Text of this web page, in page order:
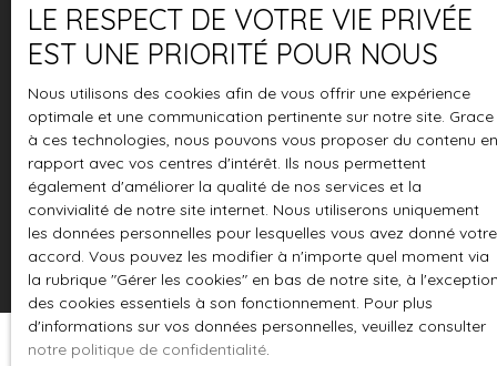
Appartement
Type de bien
Localisation
Budget max (€)
Surface min (m²)
Rechercher
Trier par
LE RESPECT DE VOTRE VIE PRIVÉE
EST UNE PRIORITÉ POUR NOUS
Nous utilisons des cookies afin de vous offrir une expérience
optimale et une communication pertinente sur notre site. Grace
à ces technologies, nous pouvons vous proposer du contenu en
rapport avec vos centres d'intérêt. Ils nous permettent
également d'améliorer la qualité de nos services et la
convivialité de notre site internet. Nous utiliserons uniquement
les données personnelles pour lesquelles vous avez donné votre
accord. Vous pouvez les modifier à n'importe quel moment via
la rubrique ″Gérer les cookies″ en bas de notre site, à
des cookies essentiels à son fonctionnement. Pour plus
d'informations sur vos données personnelles, veuillez consulter
notre politique de confidentialité.